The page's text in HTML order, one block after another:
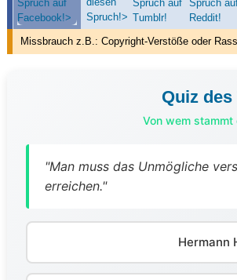
Missbrauch z.B.: Copyright-Verstöße oder
Quiz des
Von wem stammt
"Man muss das Unmögliche
erreichen."
Hermann